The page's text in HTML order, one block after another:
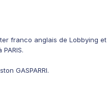
franco anglais de Lobbying et
GASPARRI.